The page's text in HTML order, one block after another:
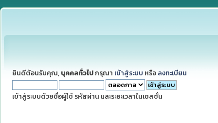
ยินดีต้อนรับคุณ, บุคคลทั่วไปกรุณา เข้าสู่ระบบ หรือ ลงทะเบียน
เข้าสู่ระบบด้วยชื่อผู้ใช้ รหัสผ่าน และระยะเวลาในเซสชั่น